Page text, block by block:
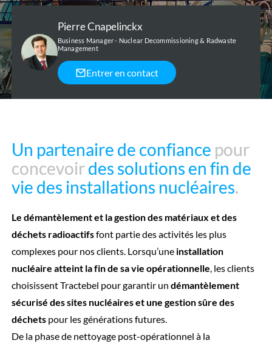
Pierre Cnapelinckx
Business Manager - Nuclear Decommissioning & Radwaste
Management
Entrer en contact
Un partenaire de confiance pour
concevoirdes solutions en fin de
vie des installations nucléaires.
Un partenaire de confiance pour
concevoirdes solutions en fin de
vie des installations nucléaires.
Le démantèlement et la gestion des matériaux et des
déchets radioactifsfont partie des activités les plus
complexes pour nos clients. Lorsqu’une installation
nucléaire atteint la fin de sa vie opérationnelle, les clients
choisissent Tractebel pour garantir un démantèlement
sécurisé des sites nucléaires et une gestion sûre des
déchetspour les générations futures.
De la phase de nettoyage post-opérationnel à la